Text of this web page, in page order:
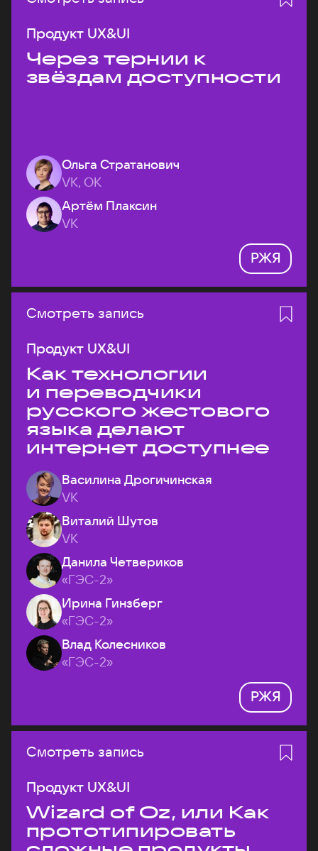
Продукт UX&UI
Через тернии к
звёздам доступности
Ольга Стратанович
VK, ОК
Артём Плаксин
VK
РЖЯ
Смотреть запись
Продукт UX&UI
Как технологии
и переводчики
русского жестового
языка делают
интернет доступнее
Василина Дрогичинская
VK
Виталий Шутов
VK
Данила Четвериков
«ГЭС-2»
Ирина Гинзберг
«ГЭС-2»
Влад Колесников
«ГЭС-2»
РЖЯ
Смотреть запись
Продукт UX&UI
Wizard of Oz, или Как
прототипировать